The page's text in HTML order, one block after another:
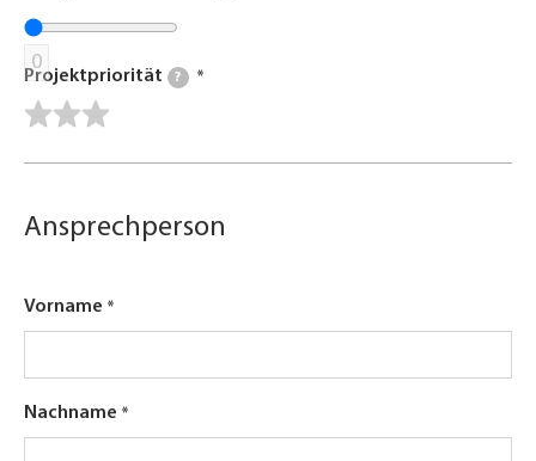
0
Projektpriorität ?
Ansprechperson
Vorname
Nachname